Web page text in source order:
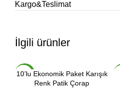
Kargo&Teslimat
İlgili ürünler
-20%
10’lu Ekonomik Paket Karışık
Renk Patik Çorap